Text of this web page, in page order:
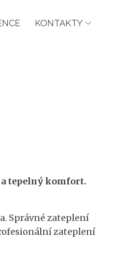
KONTAKTY
a tepelný komfort.
Správné zateplení
zateplení